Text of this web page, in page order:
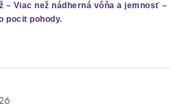
– Viac než nádherná vôňa a jemnosť –
pocit pohody.